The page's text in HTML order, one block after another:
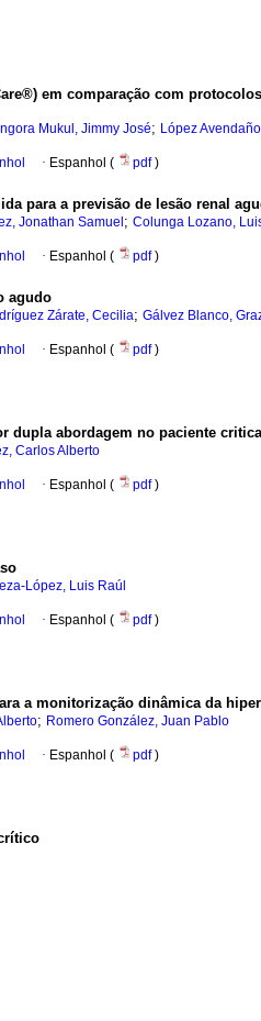
em comparação com
Mukul, Jimmy José; López
· Espanhol ( pdf)
para a previsão de lesão renal
Jonathan Samuel ; Colunga Lozano,
· Espanhol ( pdf)
agudo
Zárate, Cecilia; Gálvez Blanco,
· Espanhol ( pdf)
dupla abordagem no paciente
Carlos Alberto
· Espanhol ( pdf)
López, Luis Raúl
· Espanhol ( pdf)
a monitorização dinâmica da
; Romero González, Juan Pablo
· Espanhol ( pdf)